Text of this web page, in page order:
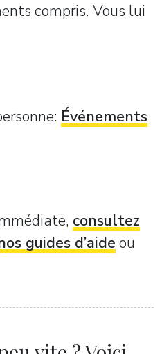
compris. Vous lui
Événements
consultez
guides d’aide ou